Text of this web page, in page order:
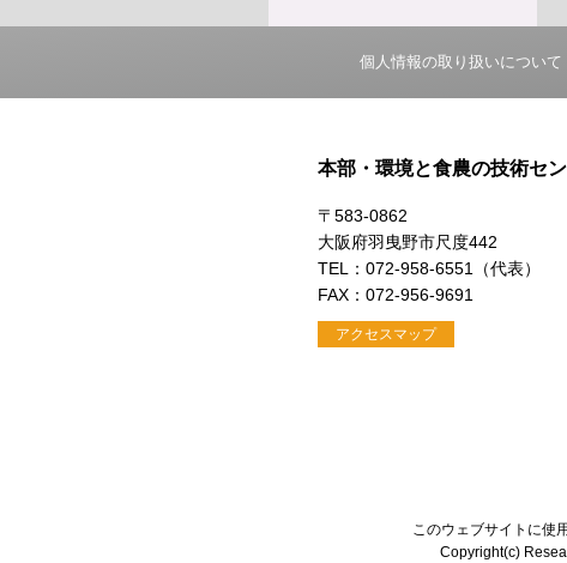
個人情報の取り扱いについて
本部・環境と食農の技術セ
〒583-0862
大阪府羽曳野市尺度442
TEL：072-958-6551（代表）
FAX：072-956-9691
アクセスマップ
このウェブサイトに使
Copyright(c)